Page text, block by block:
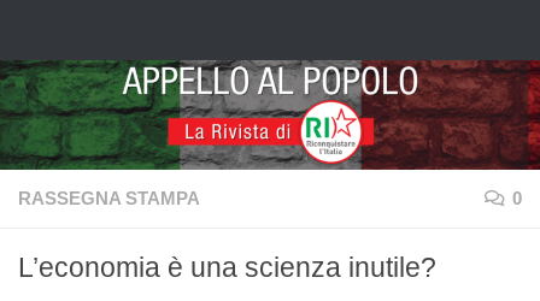
RASSEGNA STAMPA 0
L’economia è una scienza inutile?